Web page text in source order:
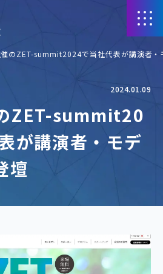
のZET-summit2024で当社代表が講演者・
2024.01.09
ZET-summit20
が講演者・モデ
壇